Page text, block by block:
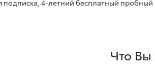
подписка, 4-летний бесплатный
Что Вы